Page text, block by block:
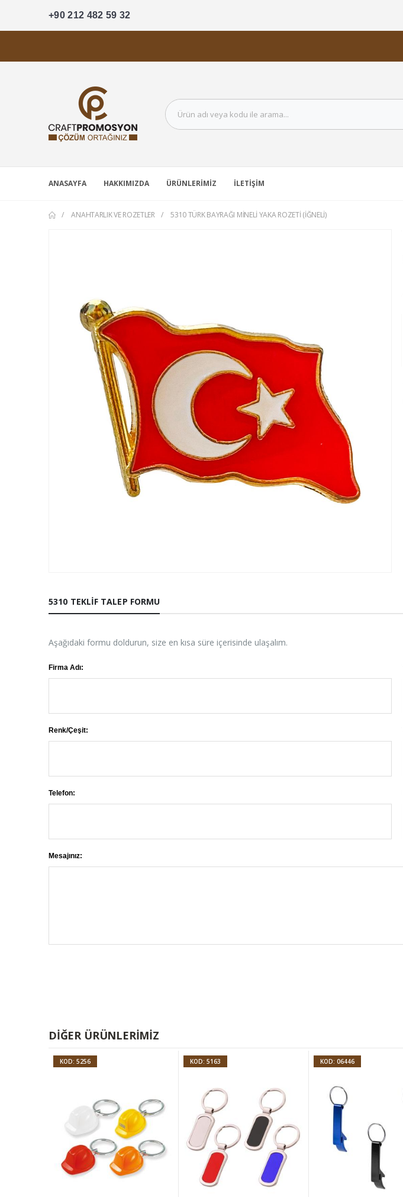
+90 212 482 59 32
ANASAYFA HAKKIMIZDA ÜRÜNLERIMIZ İLETIŞIM
ANAHTARLIK VE ROZETLER 5310 TÜRK BAYRAĞI MINELI YAKA ROZETI (İĞNELI)
5310 TEKLIF TALEP FORMU
Aşağıdaki formu doldurun, size en kısa süre içerisinde ulaşalım.
Firma Adı:
Renk/Çeşit:
Telefon:
Mesajınız:
DIĞER ÜRÜNLERIMIZ
KOD: 5256 KOD: 5163 KOD: 06446